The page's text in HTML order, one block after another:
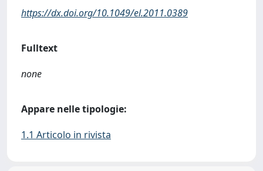
https://dx.doi.org/10.1049/el.2011.0389
Fulltext
none
Appare nelle tipologie:
1.1 Articolo in rivista